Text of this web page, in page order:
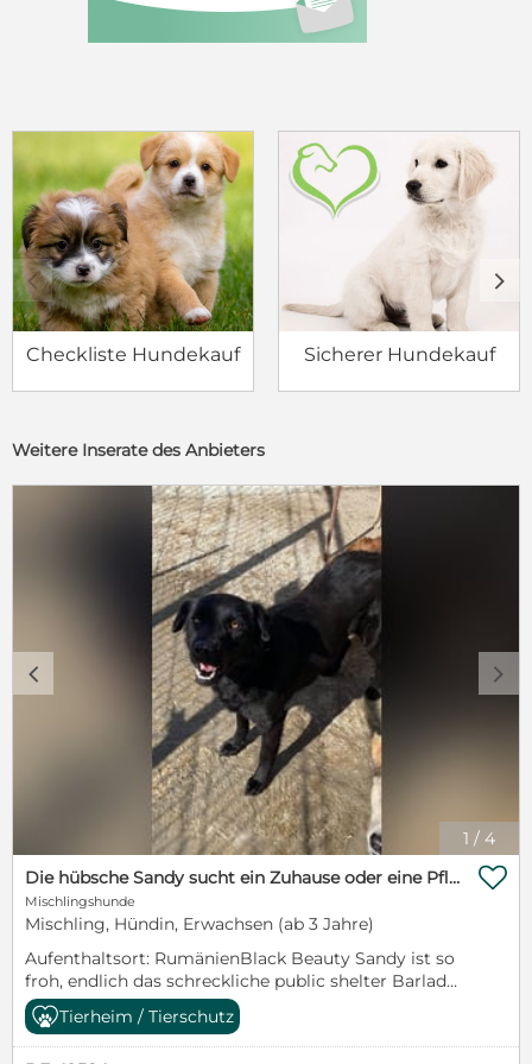
Checkliste Hundekauf Sicherer Hundekauf
c d
Weitere Inserate des Anbieters
1 / 4
c d
Die hübsche Sandy sucht ein Zuhause oder eine Pflegestelle!
Mischlingshunde
Mischling, Hündin, Erwachsen (ab 3 Jahre)
Aufenthaltsort: RumänienBlack Beauty Sandy ist so
froh, endlich das schreckliche public shelter Barlad
verlassen zu haben. Jetzt kann sie endlich zeigen
welch freundlicher und hübscher Hund sie ist.Sandy
ist 2016 geboren und ca. 45cm groß.Im Haushalt

Tierheim / Tierschutz